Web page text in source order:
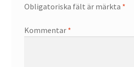
Obligatoriska fält är märkta *
Kommentar *